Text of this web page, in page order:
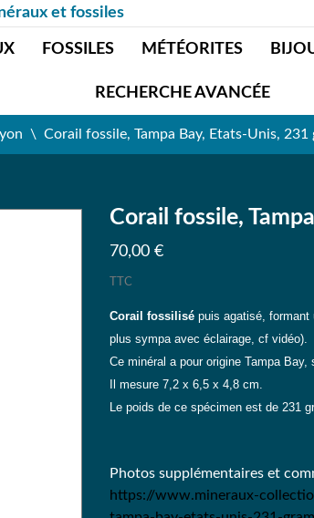
et fossiles
FOSSILES MÉTÉORITES
RECHERCHE AVANCÉE
Corail fossile, Tampa Bay, Etats-Unis, 231
Corail fossile,
70,00 €
TTC
Corail fossilisé puis agatisé, formant
plus sympa avec éclairage, cf vidéo).
Ce minéral a pour origine Tampa Bay,
Il mesure 7,2 x 6,5 x 4,8 cm.
Le poids de ce spécimen est de 231
Photos supplémentaires et
https://www.mineraux-